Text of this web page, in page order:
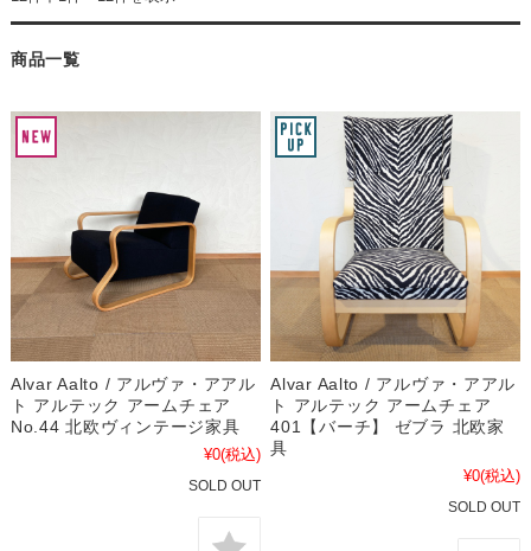
商品一覧
Alvar Aalto / アルヴァ・アアル
ト アルテック アームチェア
No.44 北欧ヴィンテージ家具
¥0(税込)
SOLD OUT
Alvar Aalto / アルヴァ・アアル
ト アルテック アームチェア
401【バーチ】 ゼブラ 北欧家
具
¥0(税込)
SOLD OUT